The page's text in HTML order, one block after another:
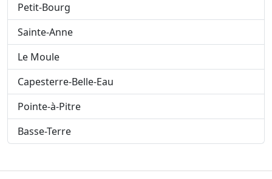
Petit-Bourg
Sainte-Anne
Le Moule
Capesterre-Belle-Eau
Pointe-à-Pitre
Basse-Terre